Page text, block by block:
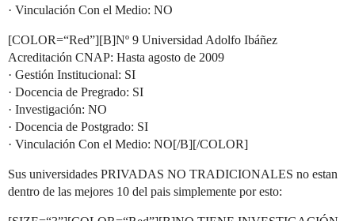
· Vinculación Con el Medio: NO
[COLOR=“Red”][B]Nº 9 Universidad Adolfo Ibáñez
Acreditación CNAP: Hasta agosto de 2009
· Gestión Institucional: SI
· Docencia de Pregrado: SI
· Investigación: NO
· Docencia de Postgrado: SI
· Vinculación Con el Medio: NO[/B][/COLOR]
Sus universidades PRIVADAS NO TRADICIONALES no estan
dentro de las mejores 10 del pais simplemente por esto: